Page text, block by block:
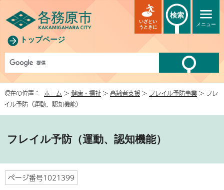
トップページ
メニュー
いざとい
うときに
検索
現在の位置： ホーム > 健康・福祉 > 高齢者支援 > フレイル予防事業 > フレ
イル予防（運動、認知機能）
フレイル予防（運動、認知機能）
ページ番号1021399